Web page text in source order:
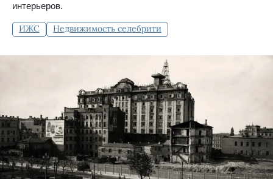
интерьеров.
ИЖС Недвижимость селебрити